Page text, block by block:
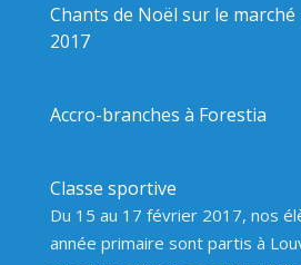
Chants de Noël sur le marché
2017
Accro-branches à Forestia
Classe sportive
Du 15 au 17 février 2017, nos
année primaire sont partis à